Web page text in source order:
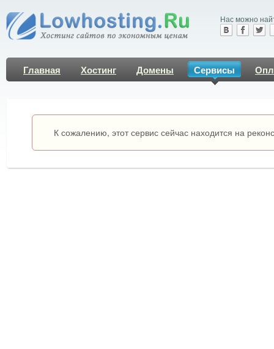
Нас можно
Главная Хостинг Домены Сервисы
К сожалению, этот сервис сейчас находится на